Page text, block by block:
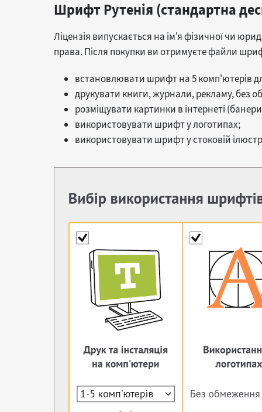
Шрифт Рутенія (стандартна
Ліцензія випускається на ім'я фізичної чи
права. Після покупки ви отримуєте файли
встановлювати шрифт на 5 комп'ютерів
друкувати книги, журнали, рекламу, без
розміщувати картинки в інтернеті
використовувати шрифт у логотипах;
використовувати шрифт у стоковій